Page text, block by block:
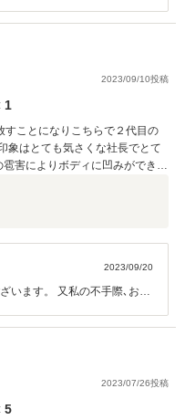
タッフ一同真剣に 取り組んで
も何なりとお申し付けくださ
おります。お茶、お食事の準
日も明日も是非遊びに来て下
ました､お身体ご自愛くだ
2023/09/10投稿
1
ことになりこちらで２代目の
象はとても気さくな社長でとて
害によりボディに凹みができて
化の激しいパーツなどが（値段
たのですが追加料金無しで劣化
行ってくださるとおっしゃるの
、こちらから連絡を入れると
時間がかかってしまっている。
して納車当日、どんなに奇麗に
と、そこには待ちに待ったピカ
たなぁ・・・ 確かに遠目でみる
ストリップの取り付けがおかし
、なんなら液だれまでしてい
2023/09/20
います。 又私の不手際､お車
て交換させて頂きました。
々 御座いました。申し訳ご
、仕上げ､心新たに真剣に取
クの経験有りで､ご自分の
2023/07/26投稿
5